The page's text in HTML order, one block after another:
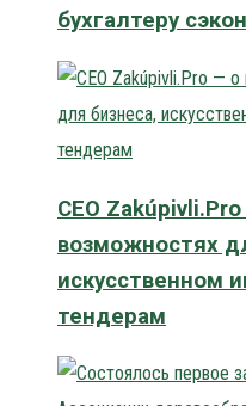
бухгалтеру
CEO
возможностях
искусственном
тендерам